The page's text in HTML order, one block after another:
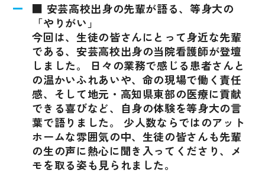
■ 安芸高校出身の先輩が語る、等身大の
「やりがい」
今回は、生徒の皆さんにとって身近な先輩
である、安芸高校出身の当院看護師が登壇
しました。 日々の業務で感じる患者さんと
の温かいふれあいや、命の現場で働く責任
感、そして地元・高知県東部の医療に貢献
できる喜びなど、自身の体験を等身大の言
葉で語りました。 少人数ならではのアット
ホームな雰囲気の中、生徒の皆さんも先輩
の生の声に熱心に聞き入ってくださり、メ
モを取る姿も見られました。